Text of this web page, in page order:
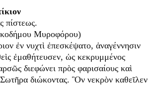
πίστεως.
Μυροφόρου)
ἐν νυχτὶ ἐπεσκέψατο, ἀναγέννησιν
ἐμαθήτευσεν, ὡς κεκρυμμένος
διεφώνει πρὸς φαρισαίους καὶ
διώκοντας. Ὃν νεκρὸν καθεῖλεν